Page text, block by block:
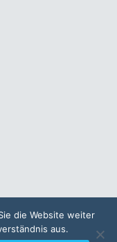
die Website weiter
aus.